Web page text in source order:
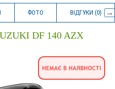
ФОТО ВІДГУКИ (0)
DF 140 AZX